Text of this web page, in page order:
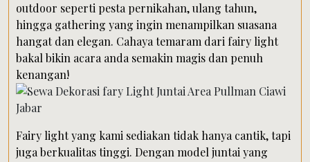
outdoor seperti pesta pernikahan, ulang tahun,
hingga gathering yang ingin menampilkan suasana
hangat dan elegan. Cahaya temaram dari fairy light
bakal bikin acara anda semakin magis dan penuh
kenangan!
Fairy light yang kami sediakan tidak hanya cantik, tapi
juga berkualitas tinggi. Dengan model juntai yang